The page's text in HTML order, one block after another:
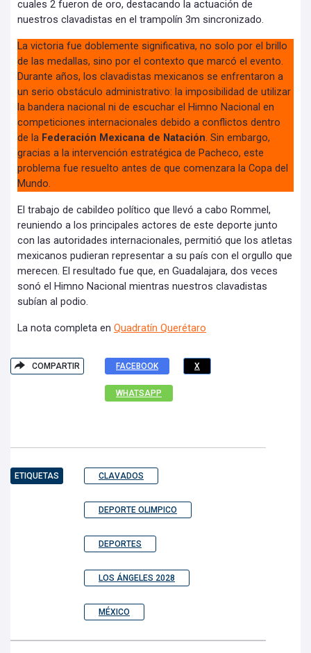
cuales 2 fueron de oro, destacando la actuación de
nuestros clavadistas en el trampolín 3m sincronizado.
La victoria fue doblemente significativa, no solo por el brillo
de las medallas, sino por el contexto que marcó el evento.
Durante años, los clavadistas mexicanos se enfrentaron a
un serio obstáculo administrativo: la imposibilidad de utilizar
la bandera nacional ni de escuchar el Himno Nacional en
competiciones internacionales debido a conflictos dentro
de la Federación Mexicana de Natación. Sin embargo,
gracias a la intervención estratégica de Pacheco, este
problema fue resuelto antes de que comenzara la Copa del
Mundo.
El trabajo de cabildeo político que llevó a cabo Rommel,
reuniendo a los principales actores de este deporte junto
con las autoridades internacionales, permitió que los atletas
mexicanos pudieran representar a su país con el orgullo que
merecen. El resultado fue que, en Guadalajara, dos veces
sonó el Himno Nacional mientras nuestros clavadistas
subían al podio.
La nota completa en Quadratín Querétaro
COMPARTIR FACEBOOK X
WHATSAPP
ETIQUETAS CLAVADOS
DEPORTE OLIMPICO
DEPORTES
LOS ÁNGELES 2028
MÉXICO